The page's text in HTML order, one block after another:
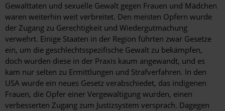
Gewalttaten und sexuelle Gewalt gegen Frauen und Mädchen
waren weiterhin weit verbreitet. Den meisten Opfern wurde
der Zugang zu Gerechtigkeit und Wiedergutmachung
verwehrt. Einige Staaten in der Region führten zwar Gesetze
ein, um die geschlechtsspezifische Gewalt zu bekämpfen,
doch wurden diese in der Praxis kaum angewandt, und es
kam nur selten zu Ermittlungen und Strafverfahren. In den
USA wurde ein neues Gesetz verabschiedet, das indigenen
Frauen, die Opfer einer Vergewaltigung wurden, einen
verbesserten Zugang zum Justizsystem versprach. Dagegen